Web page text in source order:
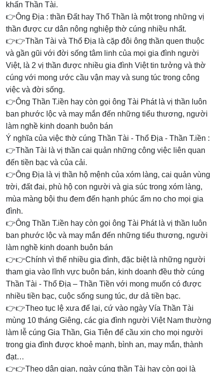
khấn Thần Tài.
👉Ông Địa : thần Đất hay Thổ Thần là một trong những vị
thần được cư dân nông nghiệp thờ cúng nhiều nhất.
👉👉Thần Tài và Thổ Địa là cặp đôi ông thần quen thuộc
và gần gũi với đời sống tâm linh của mọi gia đình người
Việt, là 2 vị thần được nhiều gia đình Việt tin tưởng và thờ
cúng với mong ước cầu vận may và sung túc trong công
việc và đời sống.
👉Ông Thần T.iền hay còn gọi ông Tài Phát là vị thần luôn
ban phước lộc và may mắn đến những tiểu thương, người
làm nghề kinh doanh buôn bán
Ý nghĩa của việc thờ cúng Thần Tài - Thổ Địa - Thần T.iền :
👉Thần Tài là vị thần cai quản những công việc liên quan
đến tiền bạc và của cải.
👉Ông Địa là vị thần hộ mệnh của xóm làng, cai quản vùng
trời, đất đai, phù hộ con người và gia súc trong xóm làng,
mùa màng bội thu đem đến hạnh phúc ấm no cho mọi gia
đình.
👉Ông Thần T.iền hay còn gọi ông Tài Phát là vị thần luôn
ban phước lộc và may mắn đến những tiểu thương, người
làm nghề kinh doanh buôn bán
👉👉Chính vì thế nhiều gia đình, đặc biệt là những người
tham gia vào lĩnh vực buôn bán, kinh doanh đều thờ cúng
Thần Tài - Thổ Địa – Thần Tiền với mong muốn có được
nhiều tiền bạc, cuộc sống sung túc, dư dả tiền bạc.
👉👉Theo tục lệ xưa để lại, cứ vào ngày Vía Thần Tài
mùng 10 tháng Giêng, các gia đình người Việt Nam thường
làm lễ cúng Gia Thần, Gia Tiên để cầu xin cho mọi người
trong gia đình được khoẻ mạnh, bình an, may mắn, thành
đạt…
👉👉Theo dân gian, ngày cúng thần Tài hay còn gọi là